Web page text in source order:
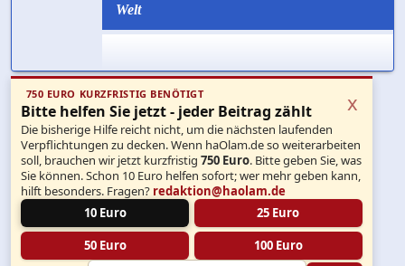
Welt
750 EURO KURZFRISTIG BENÖTIGT
Bitte helfen Sie jetzt - jeder Beitrag zählt
Die bisherige Hilfe reicht nicht, um die nächsten laufenden
Verpflichtungen zu decken. Wenn haOlam.de so weiterarbeiten
soll, brauchen wir jetzt kurzfristig750 Euro. Bitte geben Sie, was
Sie können. Schon 10 Euro helfen sofort; wer mehr geben kann,
hilft besonders. Fragen? redaktion@haolam.de
10 Euro
25 Euro
50 Euro 100 Euro
x